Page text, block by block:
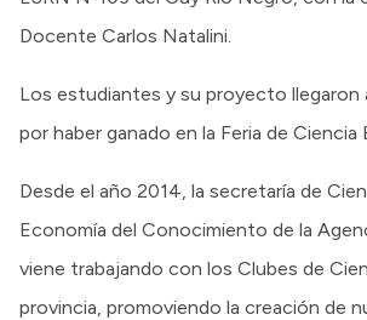
Docente Carlos Natalini.
Los estudiantes y su proyecto llegaron
por haber ganado en la Feria de Ciencia
Desde el año 2014, la secretaría de
Economía del Conocimiento de la
viene trabajando con los Clubes de
provincia, promoviendo la creación de